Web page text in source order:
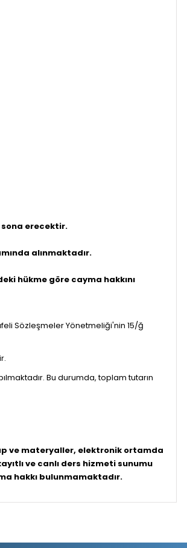
sona erecektir.
alınmaktadır.
hükme göre cayma hakkını
Sözleşmeler Yönetmeliği'nin 15/ğ
Bu durumda, toplam tutarın
ve materyaller, elektronik ortamda
ve canlı ders hizmeti sunumu
hakkı bulunmamaktadır.